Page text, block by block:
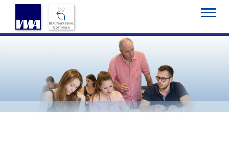
Startseite Akademie Berufsakademie
Partnereinrichtungen